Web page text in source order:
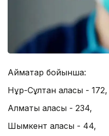
Аймақтар бойынша:
Нұр-Сұлтан қаласы - 172,
Алматы қаласы - 234,
Шымкент қаласы - 44,